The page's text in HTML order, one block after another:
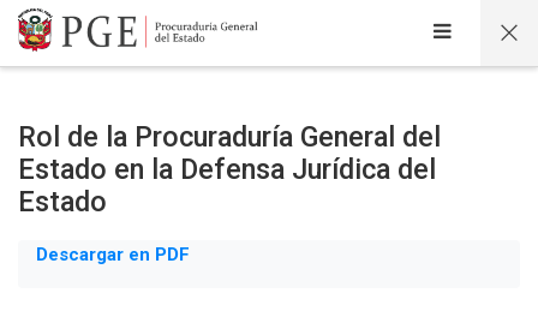
Salta al contenido principal
Rol de la Procuraduría General del
Estado en la Defensa Jurídica del
Estado
Descargar en PDF